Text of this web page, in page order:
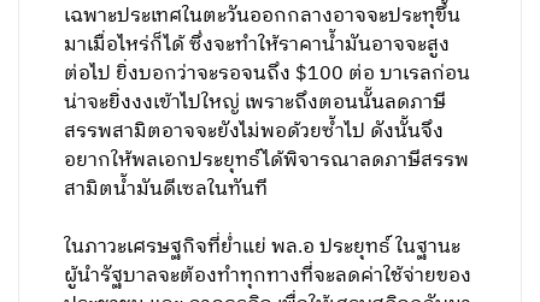
เฉพาะประเทศในตะวันออกกลางอาจจะประทุขึ้น
มาเมื่อไหร่ก็ได้ ซึ่งจะทำให้ราคาน้ำมันอาจจะสูง
ต่อไป ยิ่งบอกว่าจะรอจนถึง $100 ต่อ บาเรลก่อน
น่าจะยิ่งงงเข้าไปใหญ่ เพราะถึงตอนนั้นลดภาษี
สรรพสามิตอาจจะยังไม่พอด้วยซ้ำไป ดังนั้นจึง
อยากให้พลเอกประยุทธ์ได้พิจารณาลดภาษีสรรพ
สามิตน้ำมันดีเซลในทันที
ในภาวะเศรษฐกิจที่ย่ำแย่ พล.อ ประยุทธ์ ในฐานะ
ผู้นำรัฐบาลจะต้องทำทุกทางที่จะลดค่าใช้จ่ายของ